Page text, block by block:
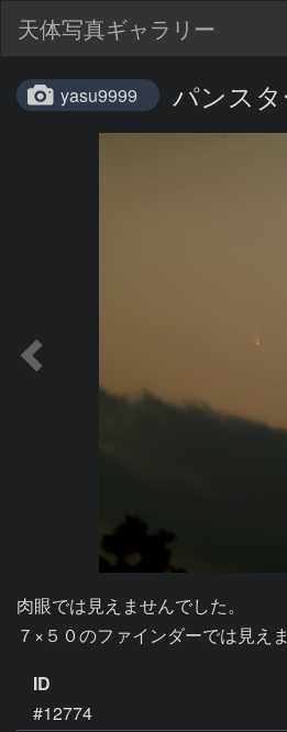
天体写真ギャラリー
yasu9999 パンス
肉眼では見えませんでした。
７×５０のファインダーでは見えま
ID
#12774